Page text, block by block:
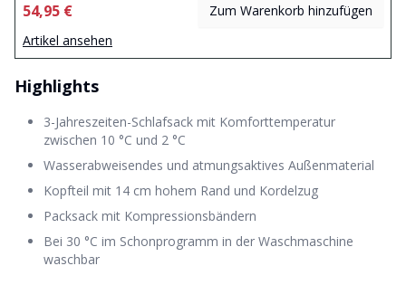
54,95 €
Zum Warenkorb hinzufügen
Artikel ansehen
Highlights
3-Jahreszeiten-Schlafsack mit Komforttemperatur
zwischen 10 °C und 2 °C
Wasserabweisendes und atmungsaktives Außenmaterial
Kopfteil mit 14 cm hohem Rand und Kordelzug
Packsack mit Kompressionsbändern
Bei 30 °C im Schonprogramm in der Waschmaschine
waschbar